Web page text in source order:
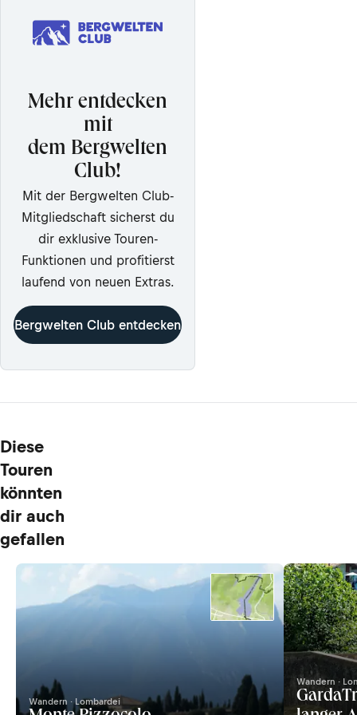
Mehr entdecken
mit
dem Bergwelten
Club!
Mit der Bergwelten Club-
Mitgliedschaft sicherst du
dir exklusive Touren-
Funktionen und profitierst
laufend von neuen Extras.
Bergwelten Club entdecken
Diese
Touren
könnten
dir auch
gefallen
Wandern · Lombardei
Wandern ·